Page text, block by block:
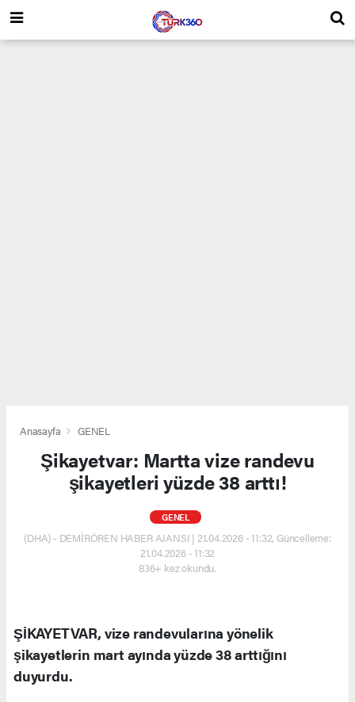
Anasayfa GENEL
Şikayetvar: Martta vize randevu
şikayetleri yüzde 38 arttı!
GENEL
(DHA) - DEMİRÖREN HABER AJANSI | 21.04.2026 - 11:32, Güncelleme:
21.04.2026 - 11:32
836+ kez okundu.
ŞİKAYETVAR, vize randevularına yönelik
şikayetlerin mart ayında yüzde 38 arttığını
duyurdu.